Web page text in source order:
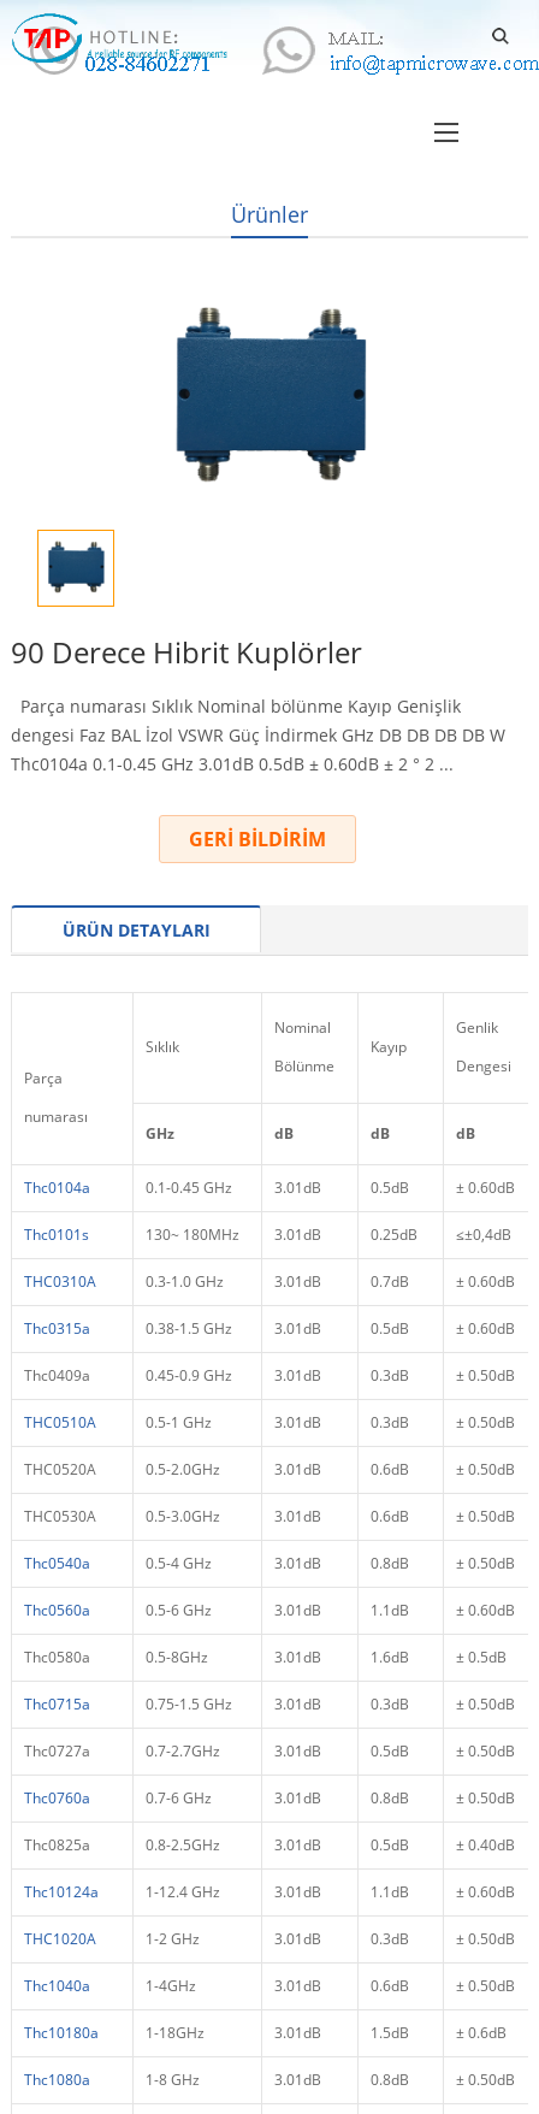
Ürünler
90 Derece Hibrit Kuplörler
Parça numarası Sıklık Nominal bölünme Kayıp Genişlik
dengesi Faz BAL İzol VSWR Güç İndirmek GHz DB DB DB DB W
Thc0104a 0.1-0.45 GHz 3.01dB 0.5dB ± 0.60dB ± 2 ° 2 ...
GERİ BİLDİRİM
ÜRÜN DETAYLARI
Parça
numarası
Sıklık
Nominal
Bölünme
Kayıp
Genlik
Dengesi
GHz dB dB dB
Thc0104a 0.1-0.45 GHz 3.01dB 0.5dB ± 0.60dB
Thc0101s 130~ 180MHz 3.01dB 0.25dB ≤±0,4dB
THC0310A 0.3-1.0 GHz 3.01dB 0.7dB ± 0.60dB
Thc0315a 0.38-1.5 GHz 3.01dB 0.5dB ± 0.60dB
Thc0409a 0.45-0.9 GHz 3.01dB 0.3dB ± 0.50dB
THC0510A 0.5-1 GHz 3.01dB 0.3dB ± 0.50dB
THC0520A 0.5-2.0GHz 3.01dB 0.6dB ± 0.50dB
THC0530A 0.5-3.0GHz 3.01dB 0.6dB ± 0.50dB
Thc0540a 0.5-4 GHz 3.01dB 0.8dB ± 0.50dB
Thc0560a 0.5-6 GHz 3.01dB 1.1dB ± 0.60dB
Thc0580a 0.5-8GHz 3.01dB 1.6dB ± 0.5dB
Thc0715a 0.75-1.5 GHz 3.01dB 0.3dB ± 0.50dB
Thc0727a 0.7-2.7GHz 3.01dB 0.5dB ± 0.50dB
Thc0760a 0.7-6 GHz 3.01dB 0.8dB ± 0.50dB
Thc0825a 0.8-2.5GHz 3.01dB 0.5dB ± 0.40dB
Thc10124a 1-12.4 GHz 3.01dB 1.1dB ± 0.60dB
THC1020A 1-2 GHz 3.01dB 0.3dB ± 0.50dB
Thc1040a 1-4GHz 3.01dB 0.6dB ± 0.50dB
Thc10180a 1-18GHz 3.01dB 1.5dB ± 0.6dB
Thc1080a 1-8 GHz 3.01dB 0.8dB ± 0.50dB